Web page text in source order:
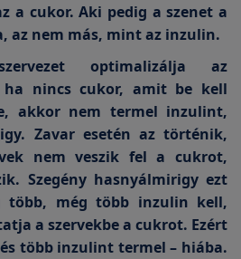
a cukor. Aki pedig a szenet a
az nem más, mint az inzulin.
optimalizálja az
ha nincs cukor, amit be kell
akkor nem termel inzulint,
Zavar esetén az történik,
nem veszik fel a cukrot,
Szegény hasnyálmirigy ezt
több, még több inzulin kell,
a szervekbe a cukrot. Ezért
több inzulint termel – hiába.